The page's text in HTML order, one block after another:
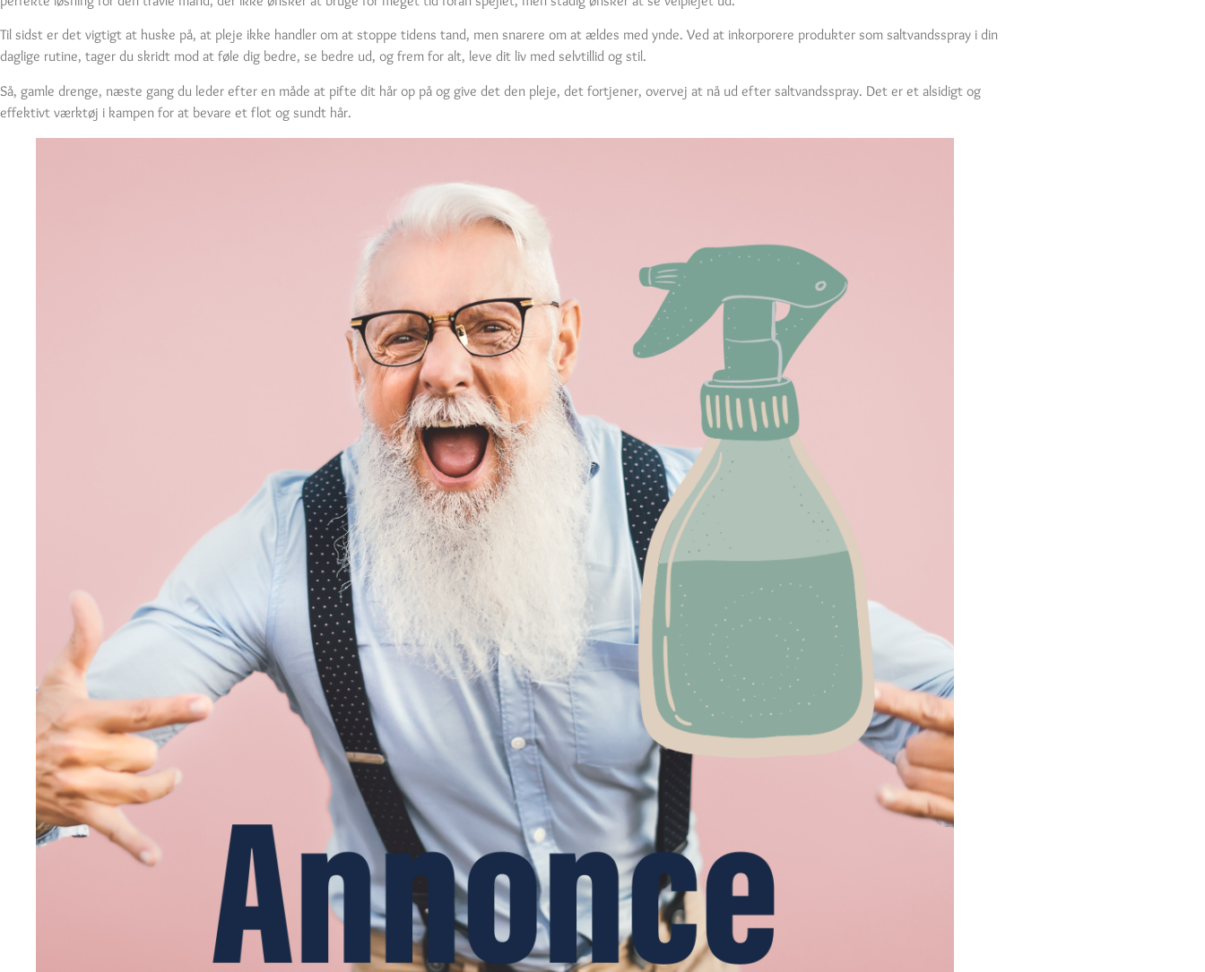
Til sidst er det vigtigt at huske på, at pleje ikke handler om at stoppe tidens tand, men snarere om at ældes med ynde. Ved at inkorporere produkter som saltvandsspray i din
daglige rutine, tager du skridt mod at føle dig bedre, se bedre ud, og frem for alt, leve dit liv med selvtillid og stil.
Så, gamle drenge, næste gang du leder efter en måde at pifte dit hår op på og give det den pleje, det fortjener, overvej at nå ud efter saltvandsspray. Det er et alsidigt og
effektivt værktøj i kampen for at bevare et flot og sundt hår.